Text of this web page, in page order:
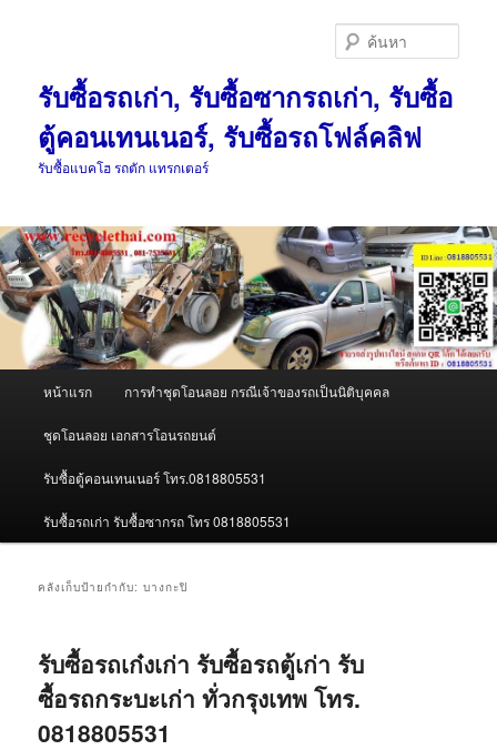
รับซื้อรถเก่า, รับซื้อซากรถเก่า, รับซื้อ
ตู้คอนเทนเนอร์, รับซื้อรถโฟล์คลิฟ
รับซื้อแบคโฮ รถตัก แทรกเตอร์
หน้าแรก การทำชุดโอนลอย กรณีเจ้าของรถเป็นนิติบุคคล
ชุดโอนลอย เอกสารโอนรถยนต์
รับซื้อตู้คอนเทนเนอร์ โทร.0818805531
รับซื้อรถเก่า รับซื้อซากรถ โทร 0818805531
คลังเก็บป้ายกำกับ:บางกะปิ
รับซื้อรถเก๋งเก่า รับซื้อรถตู้เก่า รับ
ซื้อรถกระบะเก่า ทั่วกรุงเทพ โทร.
0818805531